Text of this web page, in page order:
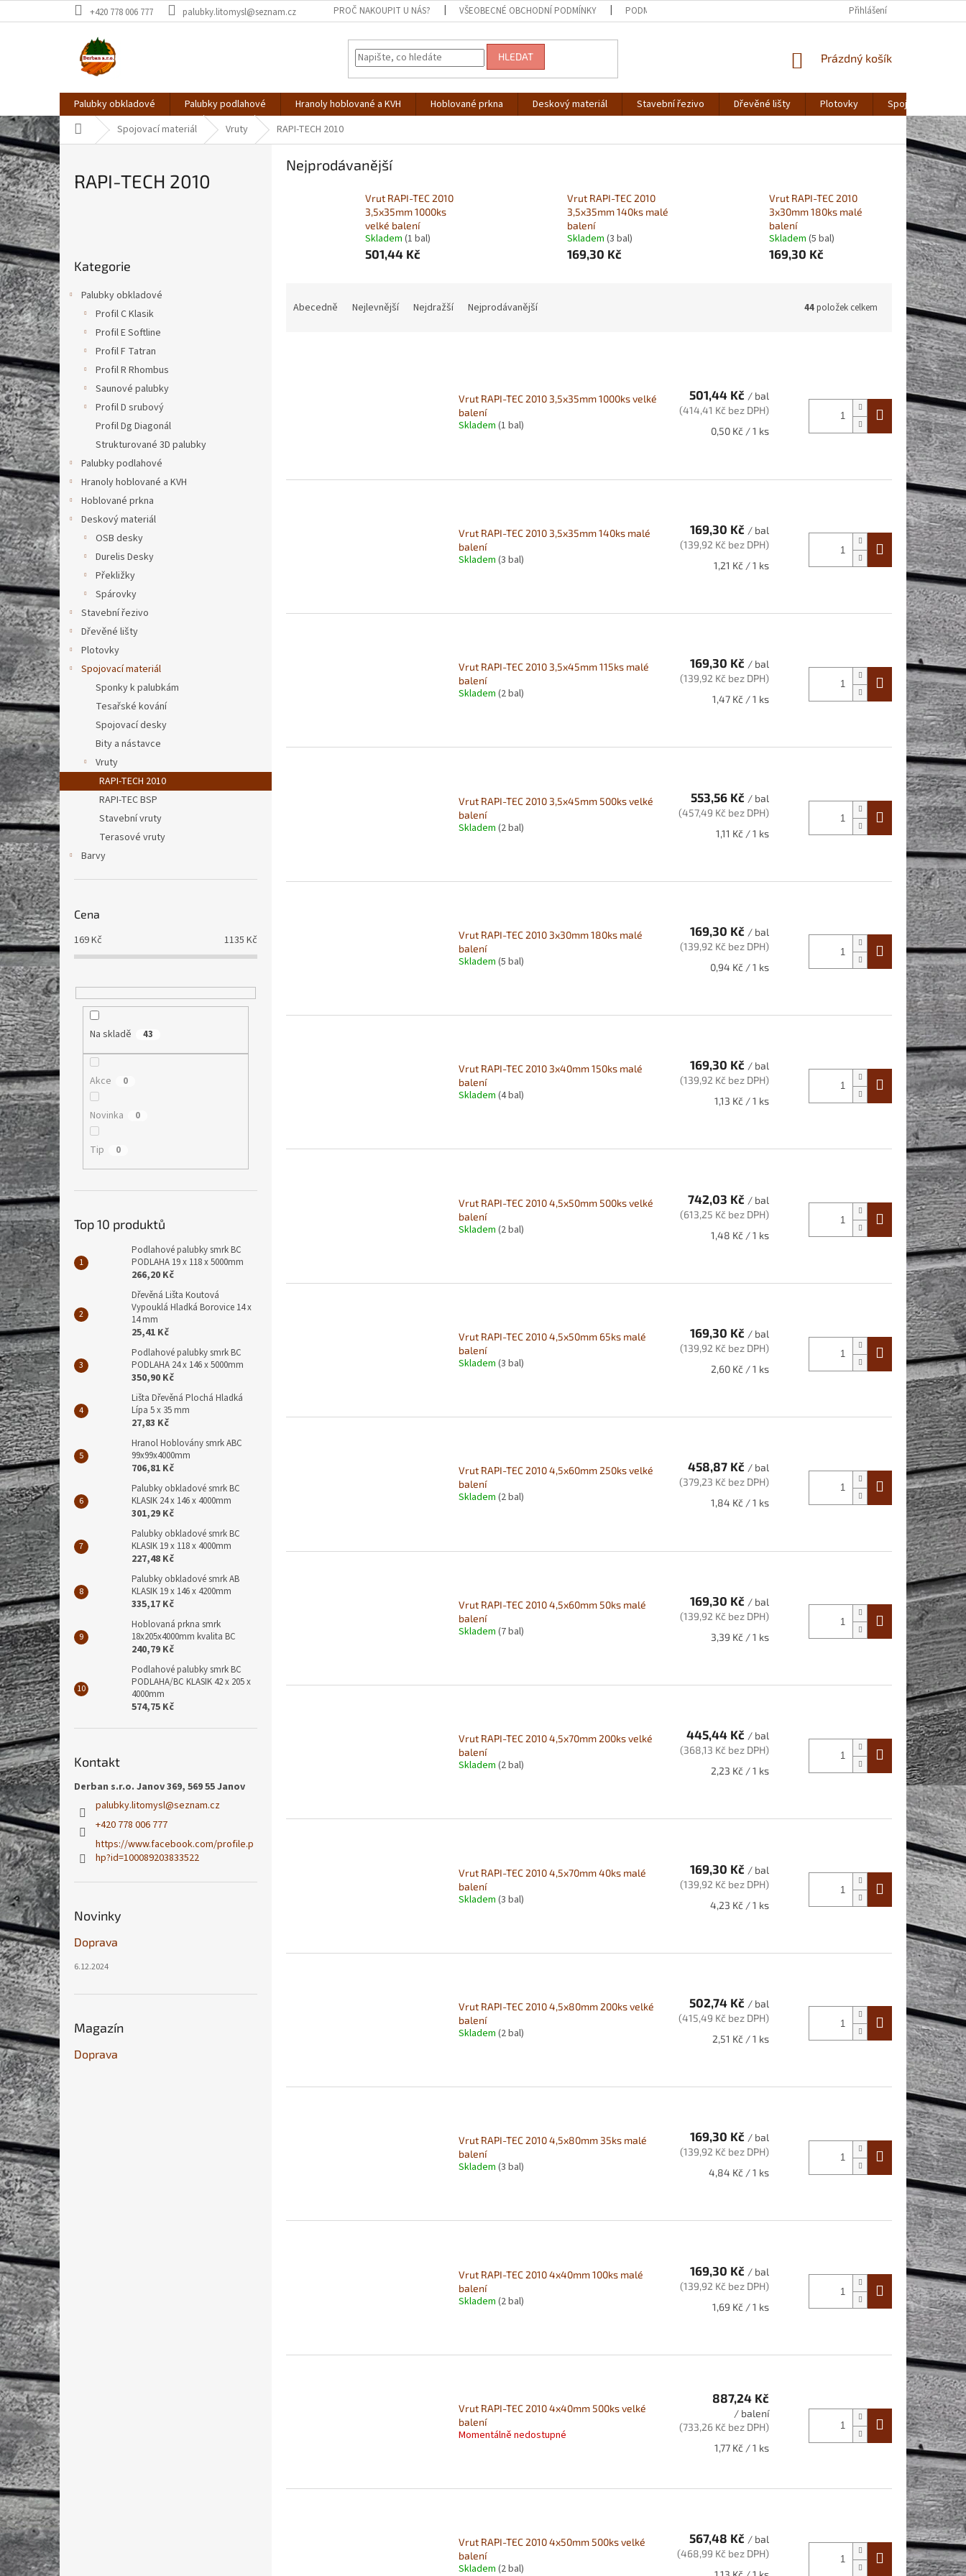
na
+420 778 006 777 palubky.litomysl@seznam.cz PROČ NAKOUPIT U NÁS? VŠEOBECNÉ OBCHODNÍ PODMÍNKY PODMÍNKY OCHRANY OSOBNÍCH ÚDAJŮ Přihlášení
HLEDAT
NÁKUPNÍ
Prázdný košík
Palubky obkladové Palubky podlahové Hranoly hoblované a KVH Hoblované prkna Deskový materiál Stavební řezivo Dřevěné lišty Plotovky
Spojovací
Domů Spojovací materiál Vruty RAPI-TECH 2010
RAPI-TECH 2010
P
o
s
t
r
a
n
n
í
p
a
n
e
l
kategorie
Kategorie
Palubky obkladové
Profil C Klasik
Profil E Softline
Profil F Tatran
Profil R Rhombus
Saunové palubky
Profil D srubový
Profil Dg Diagonál
Strukturované 3D palubky
Palubky podlahové
Hranoly hoblované a KVH
Hoblované prkna
Deskový materiál
OSB desky
Durelis Desky
Překližky
Spárovky
Stavební řezivo
Dřevěné lišty
Plotovky
Spojovací materiál
Sponky k palubkám
Tesařské kování
Spojovací desky
Bity a nástavce
Vruty
RAPI-TECH 2010
RAPI-TEC BSP
Stavební vruty
Terasové vruty
Barvy
Cena
169Kč 1135 Kč
Na skladě 43
Akce 0
Novinka 0
Tip 0
Top 10 produktů
Podlahové palubky smrk BC
PODLAHA 19 x 118 x 5000mm
266,20 Kč
Dřevěná Lišta Koutová
Vypouklá Hladká Borovice 14 x
14 mm
25,41 Kč
Podlahové palubky smrk BC
PODLAHA 24 x 146 x 5000mm
350,90 Kč
Lišta Dřevěná Plochá Hladká
Lípa 5 x 35 mm
27,83 Kč
Hranol Hoblovány smrk ABC
99x99x4000mm
706,81 Kč
Palubky obkladové smrk BC
KLASIK 24 x 146 x 4000mm
301,29 Kč
Palubky obkladové smrk BC
KLASIK 19 x 118 x 4000mm
227,48 Kč
Palubky obkladové smrk AB
KLASIK 19 x 146 x 4200mm
335,17 Kč
Hoblovaná prkna smrk
18x205x4000mm kvalita BC
240,79 Kč
Podlahové palubky smrk BC
PODLAHA/BC KLASIK 42 x 205 x
4000mm
574,75 Kč
Kontakt
Derban s.r.o. Janov 369, 569 55 Janov
palubky.litomysl@seznam.cz
+420 778 006 777
https://www.facebook.com/profile.p
hp?id=100089203833522
Novinky
Doprava
6.12.2024
Magazín
Doprava
Nejprodávanější
Vrut RAPI-TEC 2010
3,5x35mm 1000ks
velké balení
Skladem (1 bal)
501,44 Kč
Vrut RAPI-TEC 2010
3,5x35mm 140ks malé
balení
Skladem (3 bal)
169,30 Kč
Vrut RAPI-TEC 2010
3x30mm 180ks malé
balení
Skladem (5 bal)
169,30 Kč
t
Abecedně Nejlevnější Nejdražší Nejprodávanější 44položek celkem
d
Vrut RAPI-TEC 2010 3,5x35mm 1000ks velké
balení
Skladem (1 bal)
501,44 Kč / bal
(414,41 Kč bez DPH)
Měrná
0,50 Kč / 1 ks
Vrut RAPI-TEC 2010 3,5x35mm 140ks malé
balení
Skladem (3 bal)
169,30 Kč / bal
(139,92 Kč bez DPH)
Měrná
1,21 Kč / 1 ks
Vrut RAPI-TEC 2010 3,5x45mm 115ks malé
balení
Skladem (2 bal)
169,30 Kč / bal
(139,92 Kč bez DPH)
Měrná
1,47 Kč / 1 ks
Vrut RAPI-TEC 2010 3,5x45mm 500ks velké
balení
Skladem (2 bal)
553,56 Kč / bal
(457,49 Kč bez DPH)
Měrná
1,11 Kč / 1 ks
Vrut RAPI-TEC 2010 3x30mm 180ks malé
balení
Skladem (5 bal)
169,30 Kč / bal
(139,92 Kč bez DPH)
Měrná
0,94 Kč / 1 ks
Vrut RAPI-TEC 2010 3x40mm 150ks malé
balení
Skladem (4 bal)
169,30 Kč / bal
(139,92 Kč bez DPH)
Měrná
1,13 Kč / 1 ks
Vrut RAPI-TEC 2010 4,5x50mm 500ks velké
balení
Skladem (2 bal)
742,03 Kč / bal
(613,25 Kč bez DPH)
Měrná
1,48 Kč / 1 ks
Vrut RAPI-TEC 2010 4,5x50mm 65ks malé
balení
Skladem (3 bal)
169,30 Kč / bal
(139,92 Kč bez DPH)
Měrná
2,60 Kč / 1 ks
Vrut RAPI-TEC 2010 4,5x60mm 250ks velké
balení
Skladem (2 bal)
458,87 Kč / bal
(379,23 Kč bez DPH)
Měrná
1,84 Kč / 1 ks
Vrut RAPI-TEC 2010 4,5x60mm 50ks malé
balení
Skladem (7 bal)
169,30 Kč / bal
(139,92 Kč bez DPH)
Měrná
3,39 Kč / 1 ks
Vrut RAPI-TEC 2010 4,5x70mm 200ks velké
balení
Skladem (2 bal)
445,44 Kč / bal
(368,13 Kč bez DPH)
Měrná
2,23 Kč / 1 ks
Vrut RAPI-TEC 2010 4,5x70mm 40ks malé
balení
Skladem (3 bal)
169,30 Kč / bal
(139,92 Kč bez DPH)
Měrná
4,23 Kč / 1 ks
Vrut RAPI-TEC 2010 4,5x80mm 200ks velké
balení
Skladem (2 bal)
502,74 Kč / bal
(415,49 Kč bez DPH)
Měrná
2,51 Kč / 1 ks
Vrut RAPI-TEC 2010 4,5x80mm 35ks malé
balení
Skladem (3 bal)
169,30 Kč / bal
(139,92 Kč bez DPH)
Měrná
4,84 Kč / 1 ks
Vrut RAPI-TEC 2010 4x40mm 100ks malé
balení
Skladem (2 bal)
169,30 Kč / bal
(139,92 Kč bez DPH)
Měrná
1,69 Kč / 1 ks
Vrut RAPI-TEC 2010 4x40mm 500ks velké
balení
Momentálně nedostupné
887,24 Kč
/ balení
(733,26 Kč bez DPH)
Měrná
1,77 Kč / 1 ks
Vrut RAPI-TEC 2010 4x50mm 500ks velké
balení
Skladem (2 bal)
567,48 Kč / bal
(468,99 Kč bez DPH)